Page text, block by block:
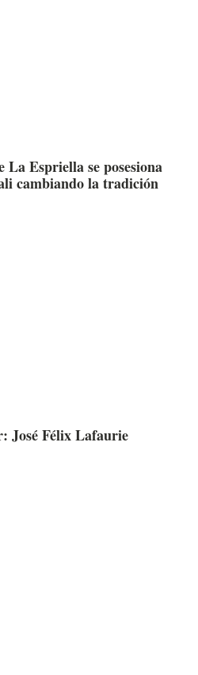
La Espriella se posesiona
cambiando la tradición
José Félix Lafaurie